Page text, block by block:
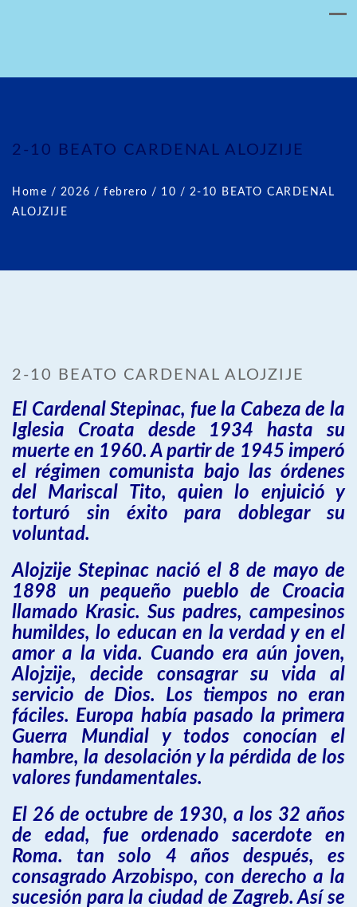
2-10 BEATO CARDENAL ALOJZIJE
Home / 2026 / febrero / 10 / 2-10 BEATO CARDENAL
ALOJZIJE
2-10 BEATO CARDENAL ALOJZIJE
El Cardenal Stepinac, fue la Cabeza de la
Iglesia Croata desde 1934 hasta su
muerte en 1960. A partir de 1945 imperó
el régimen comunista bajo las órdenes
del Mariscal Tito, quien lo enjuició y
torturó sin éxito para doblegar su
voluntad.
Alojzije Stepinac nació el 8 de mayo de
1898 un pequeño pueblo de Croacia
llamado Krasic. Sus padres, campesinos
humildes, lo educan en la verdad y en el
amor a la vida. Cuando era aún joven,
Alojzije, decide consagrar su vida al
servicio de Dios. Los tiempos no eran
fáciles. Europa había pasado la primera
Guerra Mundial y todos conocían el
hambre, la desolación y la pérdida de los
valores fundamentales.
El 26 de octubre de 1930, a los 32 años
de edad, fue ordenado sacerdote en
Roma. tan solo 4 años después, es
consagrado Arzobispo, con derecho a la
sucesión para la ciudad de Zagreb. Así se